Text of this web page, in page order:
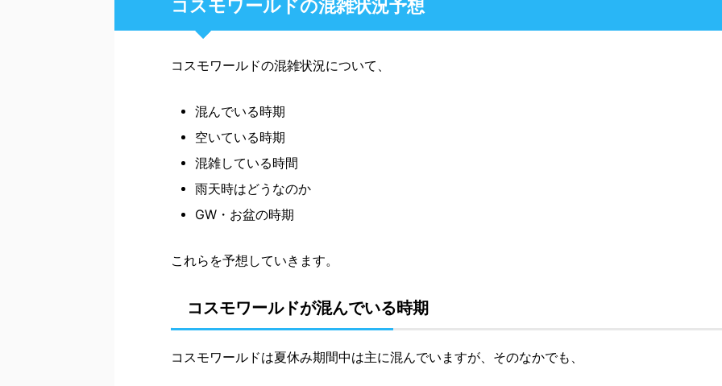
コスモワールドの混雑状況予想
コスモワールドの混雑状況について、
混んでいる時期
空いている時期
混雑している時間
雨天時はどうなのか
GW・お盆の時期
これらを予想していきます。
コスモワールドが混んでいる時期
コスモワールドは夏休み期間中は主に混んでいますが、そのなかでも、